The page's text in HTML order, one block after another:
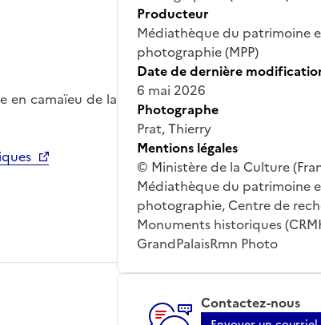
en camaïeu de la
Producteur
Médiathèque du patrimoine
photographie (MPP)
Date de dernière
6 mai 2026
Photographe
Prat, Thierry
Mentions légales
© Ministère de la Culture
Médiathèque du patrimoine
photographie, Centre de
Monuments historiques
GrandPalaisRmn Photo
Contactez-nous